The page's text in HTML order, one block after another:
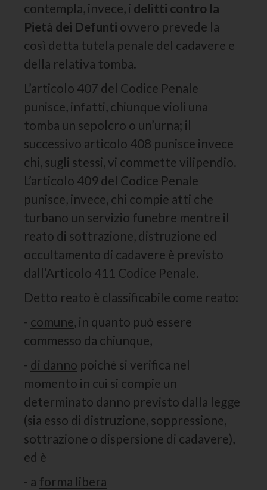
contempla, invece, i delitti contro la
Pietà dei Defunti ovvero prevede la
così detta tutela penale del cadavere e
della relativa tomba.
L’articolo 407 del Codice Penale
punisce, infatti, chiunque violi una
tomba un sepolcro o un’urna; il
successivo articolo 408 punisce invece
chi, sugli stessi, vi commette vilipendio.
L’articolo 409 del Codice Penale
punisce, invece, chi compie atti che
turbano un servizio funebre mentre il
reato di sottrazione, distruzione ed
occultamento di cadavere è previsto
dall’Articolo 411 Codice Penale.
Detto reato è classificabile come reato:
- comune, in quanto può essere
commesso da chiunque,
- di danno poiché si verifica nel
momento in cui si compie un
determinato danno previsto dalla legge
(sia esso di distruzione, soppressione,
sottrazione o dispersione di cadavere),
ed è
- a forma libera